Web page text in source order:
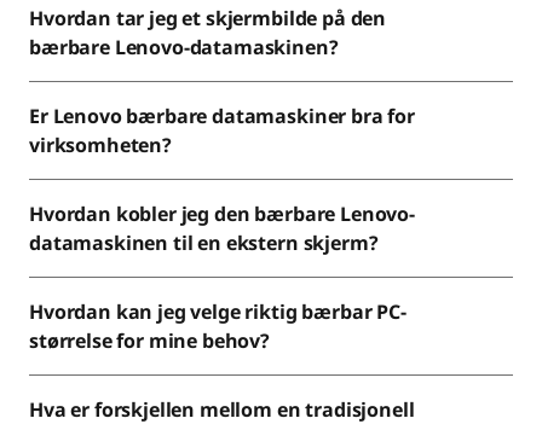
Hvordan tar jeg et skjermbilde på den
bærbare Lenovo-datamaskinen?
Er Lenovo bærbare datamaskiner bra for
virksomheten?
Hvordan kobler jeg den bærbare Lenovo-
datamaskinen til en ekstern skjerm?
Hvordan kan jeg velge riktig bærbar PC-
størrelse for mine behov?
Hva er forskjellen mellom en tradisjonell